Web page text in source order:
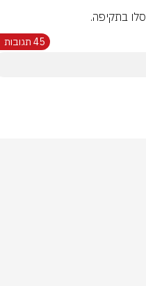
45 תגובות